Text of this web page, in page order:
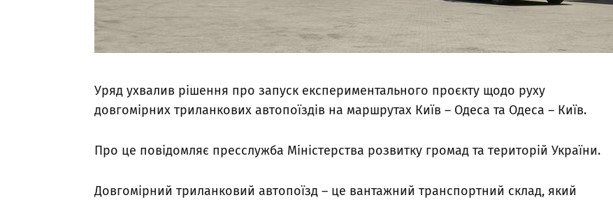
Уряд ухвалив рішення про запуск експериментального проєкту щодо руху
довгомірних триланкових автопоїздів на маршрутах Київ – Одеса та Одеса – Київ.
Про це повідомляє пресслужба Міністерства розвитку громад та територій України.
Довгомірний триланковий автопоїзд – це вантажний транспортний склад, який